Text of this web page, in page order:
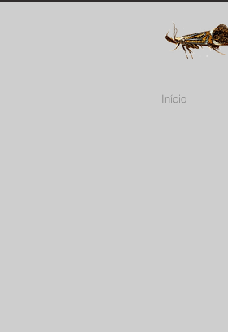
Início